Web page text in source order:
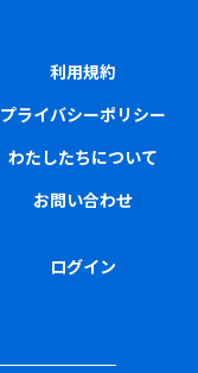
利用規約
プライバシーポリシー
わたしたちについて
お問い合わせ
ログイン